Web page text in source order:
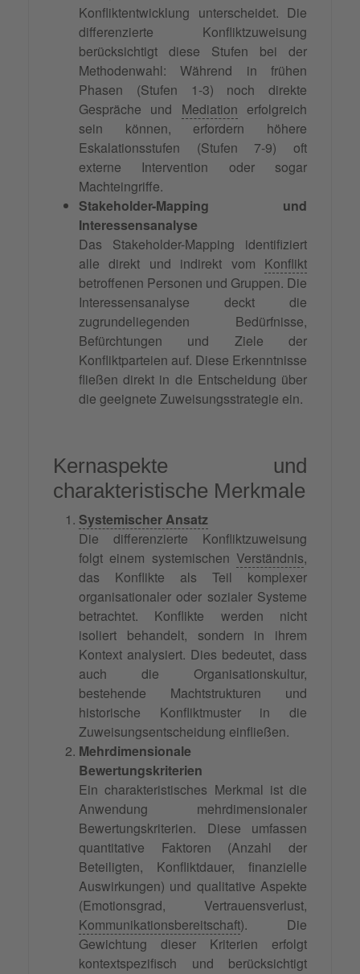
Konfliktentwicklung unterscheidet. Die
differenzierte Konfliktzuweisung
berücksichtigt diese Stufen bei der
Methodenwahl: Während in frühen
Phasen (Stufen 1-3) noch direkte
Gespräche und Mediation erfolgreich
sein können, erfordern höhere
Eskalationsstufen (Stufen 7-9) oft
externe Intervention oder sogar
Machteingriffe.
Stakeholder-Mapping und
Interessensanalyse
Das Stakeholder-Mapping identifiziert
alle direkt und indirekt vom Konflikt
betroffenen Personen und Gruppen. Die
Interessensanalyse deckt die
zugrundeliegenden Bedürfnisse,
Befürchtungen und Ziele der
Konfliktparteien auf. Diese Erkenntnisse
fließen direkt in die Entscheidung über
die geeignete Zuweisungsstrategie ein.
Kernaspekte und
charakteristische Merkmale
Systemischer Ansatz
Die differenzierte Konfliktzuweisung
folgt einem systemischen Verständnis,
das Konflikte als Teil komplexer
organisationaler oder sozialer Systeme
betrachtet. Konflikte werden nicht
isoliert behandelt, sondern in ihrem
Kontext analysiert. Dies bedeutet, dass
auch die Organisationskultur,
bestehende Machtstrukturen und
historische Konfliktmuster in die
Zuweisungsentscheidung einfließen.
Mehrdimensionale
Bewertungskriterien
Ein charakteristisches Merkmal ist die
Anwendung mehrdimensionaler
Bewertungskriterien. Diese umfassen
quantitative Faktoren (Anzahl der
Beteiligten, Konfliktdauer, finanzielle
Auswirkungen) und qualitative Aspekte
(Emotionsgrad, Vertrauensverlust,
Kommunikationsbereitschaft). Die
Gewichtung dieser Kriterien erfolgt
kontextspezifisch und berücksichtigt